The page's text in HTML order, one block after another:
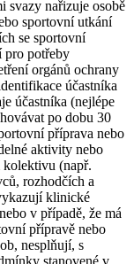
svazy nařizuje osobě
sportovní utkání
se sportovní
pro potřeby
orgánů ochrany
účastníka
účastníka (nejlépe
po dobu 30
příprava nebo
aktivity nebo
(např.
rozhodčích a
klinické
v případě, že má
přípravě nebo
nesplňují, s
stanovené v